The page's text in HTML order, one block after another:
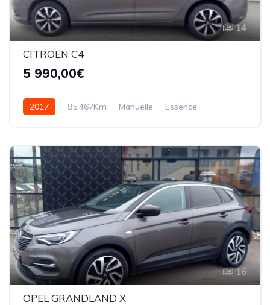
14
CITROEN C4
5 990,00€
2017 95,467Km Manuelle Essence
16
OPEL GRANDLAND X